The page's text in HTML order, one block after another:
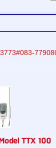
TTX 100